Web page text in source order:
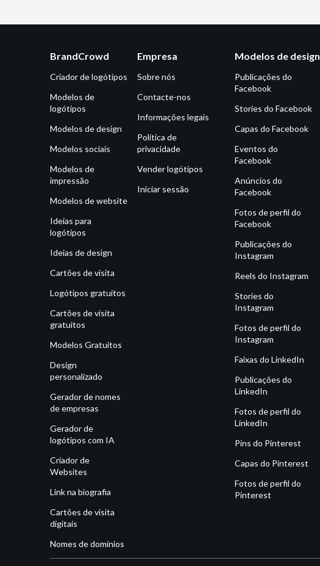
BrandCrowd
Criador de logótipos
Modelos de
logótipos
Modelos de design
Modelos sociais
Modelos de
impressão
Modelos de website
Ideias para
logótipos
Ideias de design
Cartões de visita
Logótipos gratuitos
Cartões de visita
gratuitos
Modelos Gratuitos
Design
personalizado
Gerador de nomes
de empresas
Gerador de
logótipos com IA
Criador de
Websites
Link na biografia
Cartões de visita
digitais
Nomes de domínios
Empresa
Sobre nós
Contacte-nos
Informações legais
Política de
privacidade
Vender logótipos
Iniciar sessão
Modelos de design
Publicações do
Facebook
Stories do Facebook
Capas do Facebook
Eventos do
Facebook
Anúncios do
Facebook
Fotos de perfil do
Facebook
Publicações do
Instagram
Reels do Instagram
Stories do
Instagram
Fotos de perfil do
Instagram
Faixas do LinkedIn
Publicações do
LinkedIn
Fotos de perfil do
LinkedIn
Pins do Pinterest
Capas do Pinterest
Fotos de perfil do
Pinterest